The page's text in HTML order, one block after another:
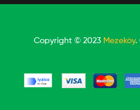
Copyright © 2023 Mezeköy.